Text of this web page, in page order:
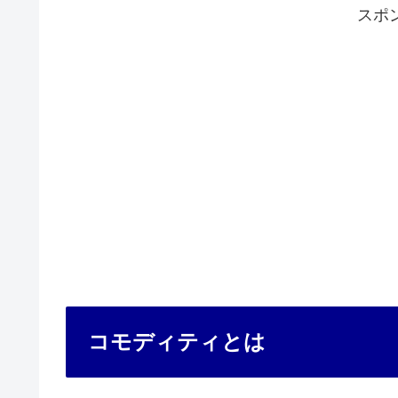
スポ
コモディティとは